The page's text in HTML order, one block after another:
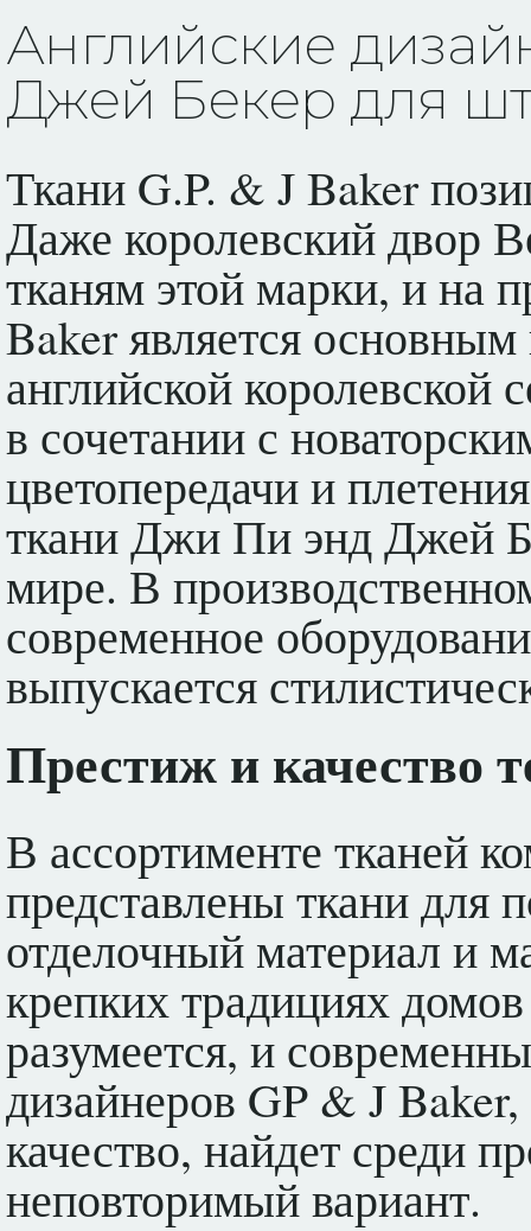
Английские
Джей Бекер для
Ткани G.P. & J Baker
Даже королевский двор
тканям этой марки, и на
Baker является
английской королевской
в сочетании с
цветопередачи и
ткани Джи Пи энд Джей
мире. В
современное
выпускается
Престиж и качество
В ассортименте тканей
представлены ткани для
отделочный материал и
крепких традициях
разумеется, и
дизайнеров GP & J
качество, найдет среди
неповторимый вариант.